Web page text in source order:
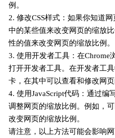
例。
2. 修改CSS样式：如果你知道
中的某些值来改变网页的缩放
性的值来改变网页的缩放比例。
3. 使用开发者工具：在Chrome
打开开发者工具。在开发者工
卡，在其中可以查看和修改网页
4. 使用JavaScript代码：通过编
调整网页的缩放比例。例如，
改变网页的缩放比例。
请注意，以上方法可能会影响